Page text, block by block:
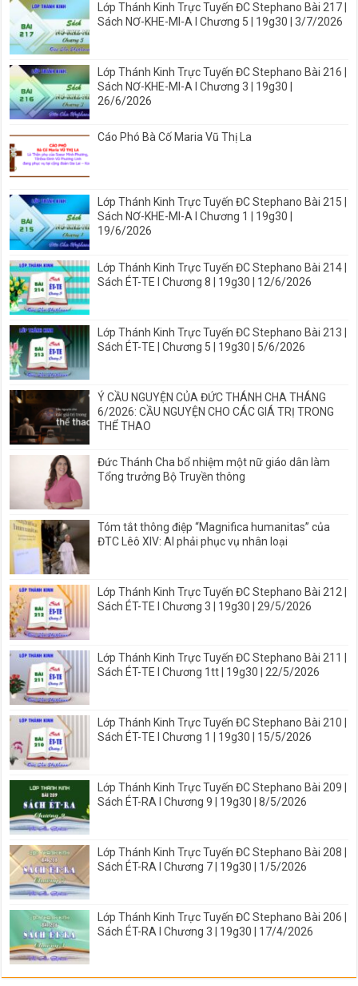
Lớp Thánh Kinh Trực Tuyến ĐC Stephano Bài 217 |
Sách NƠ-KHE-MI-A I Chương 5 | 19g30 | 3/7/2026
Lớp Thánh Kinh Trực Tuyến ĐC Stephano Bài 216 |
Sách NƠ-KHE-MI-A I Chương 3 | 19g30 |
26/6/2026
Cáo Phó Bà Cố Maria Vũ Thị La
Lớp Thánh Kinh Trực Tuyến ĐC Stephano Bài 215 |
Sách NƠ-KHE-MI-A I Chương 1 | 19g30 |
19/6/2026
Lớp Thánh Kinh Trực Tuyến ĐC Stephano Bài 214 |
Sách ÉT-TE I Chương 8 | 19g30 | 12/6/2026
Lớp Thánh Kinh Trực Tuyến ĐC Stephano Bài 213 |
Sách ÉT-TE | Chương 5 | 19g30 | 5/6/2026
Ý CẦU NGUYỆN CỦA ĐỨC THÁNH CHA THÁNG
6/2026: CẦU NGUYỆN CHO CÁC GIÁ TRỊ TRONG
THỂ THAO
Đức Thánh Cha bổ nhiệm một nữ giáo dân làm
Tổng trưởng Bộ Truyền thông
Tóm tắt thông điệp “Magnifica humanitas” của
ĐTC Lêô XIV: AI phải phục vụ nhân loại
Lớp Thánh Kinh Trực Tuyến ĐC Stephano Bài 212 |
Sách ÉT-TE I Chương 3 | 19g30 | 29/5/2026
Lớp Thánh Kinh Trực Tuyến ĐC Stephano Bài 211 |
Sách ÉT-TE I Chương 1tt | 19g30 | 22/5/2026
Lớp Thánh Kinh Trực Tuyến ĐC Stephano Bài 210 |
Sách ÉT-TE I Chương 1 | 19g30 | 15/5/2026
Lớp Thánh Kinh Trực Tuyến ĐC Stephano Bài 209 |
Sách ÉT-RA I Chương 9 | 19g30 | 8/5/2026
Lớp Thánh Kinh Trực Tuyến ĐC Stephano Bài 208 |
Sách ÉT-RA I Chương 7 | 19g30 | 1/5/2026
Lớp Thánh Kinh Trực Tuyến ĐC Stephano Bài 206 |
Sách ÉT-RA I Chương 3 | 19g30 | 17/4/2026